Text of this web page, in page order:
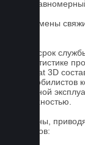
3.
Для замены
Какой срок
По статистике
Euromat 3D
автомобилистов
бережной
поверхностью.
Причины,
ковриков: